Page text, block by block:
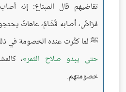
تقاضيهم قال المبتاع: إنه
مُرَاضٌ، أصابه قُشَامٌ، عاهاتٌ
ﷺ لما كثُرت عنده الخصومة في
حتى يبدو صلاح الثمر ،
خصومتهم.